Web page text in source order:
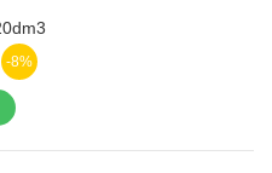
-8%